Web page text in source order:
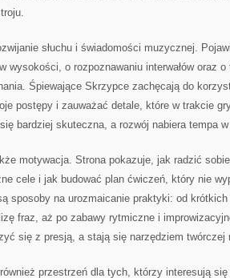
słuchu i świadomości muzycznej.
wysokości, o rozpoznawaniu interwałów oraz
Śpiewające Skrzypce zachęcają do
postępy i zauważać detale, które w trakcie
bardziej skuteczna, a rozwój nabiera tempa
motywacja. Strona pokazuje, jak radzić
cele i jak budować plan ćwiczeń, który nie
sposoby na urozmaicanie praktyki: od krótkich
fraz, aż po zabawy rytmiczne i
się z presją, a stają się narzędziem twórczej
przestrzeń dla tych, którzy interesują